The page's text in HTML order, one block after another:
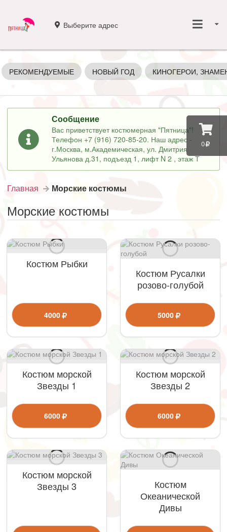
0
Выберите адрес
РЕКОМЕНДУЕМЫЕ НОВЫЙ ГОД КИНОГЕРОИ,
Сообщение
Вас приветствует костюмерная "Пятница"!
Телефон +7 (916) 720-85-20. Наш адрес -
г.Москва, м.Академическая, ул. Дмитрия
Ульянова д.31, подъезд 1, лифт N 2 , этаж Т
Главная Морские костюмы
Морские костюмы
Костюм Рыбки
4000
Костюм Русалки
розово-голубой
5000
Костюм морской
Звезды 1
6000
Костюм морской
Звезды 2
6000
Костюм морской
Звезды 3
Костюм
Океанической
Дивы